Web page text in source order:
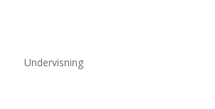
Undervisning